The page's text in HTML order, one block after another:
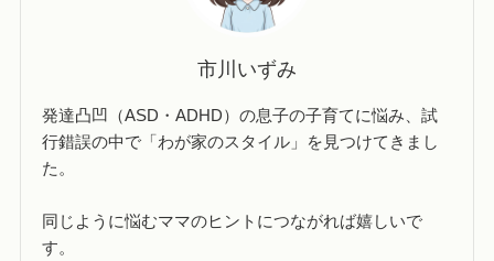
市川いずみ
発達凸凹（ASD・ADHD）の息子の子育てに悩み、試
行錯誤の中で「わが家のスタイル」を見つけてきまし
た。
同じように悩むママのヒントにつながれば嬉しいで
す。